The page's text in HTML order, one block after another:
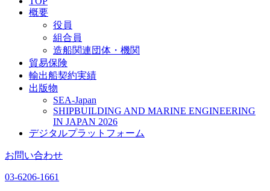
概要
役員
組合員
造船関連団体・機関
貿易保険
輸出船契約実績
出版物
SEA-Japan
SHIPBUILDING AND MARINE ENGINEERING
IN JAPAN 2026
デジタルプラットフォーム
お問い合わせ
03-6206-1661